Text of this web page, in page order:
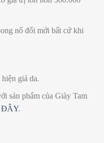
nổ đổi mới bất cứ khi
giả da.
sản phẩm của Giày Tam
ĐÂY.